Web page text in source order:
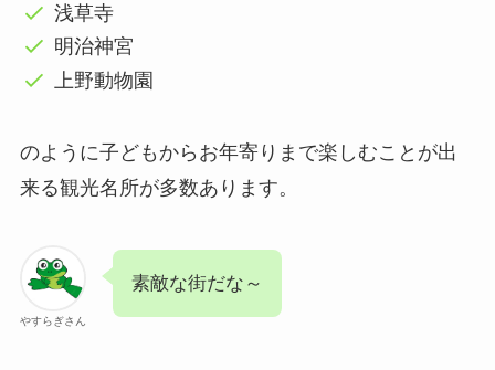
浅草寺
明治神宮
上野動物園
のように子どもからお年寄りまで楽しむことが出
来る観光名所が多数あります。
やすらぎさん
素敵な街だな～